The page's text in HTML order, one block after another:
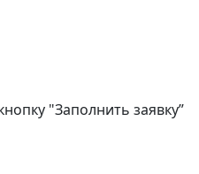
"Заполнить заявку”